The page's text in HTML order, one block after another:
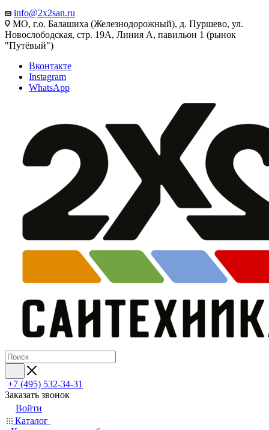
info@2x2san.ru
МО, г.о. Балашиха (Железнодорожный), д. Пуршево, ул.
Новослободская, стр. 19А, Линия А, павильон 1 (рынок
"Путёвый")
Вконтакте
Instagram
WhatsApp
+7 (495) 532‑34‑31
Заказать звонок
Войти
Каталог